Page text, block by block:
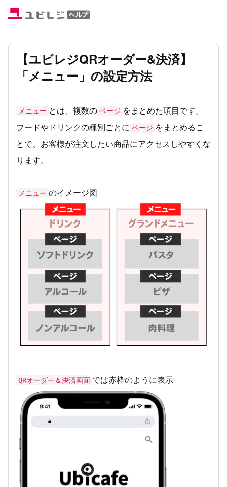
【ユビレジQRオーダー&決済】
「メニュー」の設定方法
メニュー とは、複数の ページ をまとめた項目です。
フードやドリンクの種別ごとに ページ をまとめるこ
とで、お客様が注文したい商品にアクセスしやすくな
ります。
メニュー のイメージ図
QRオーダー＆決済画面 では赤枠のように表示